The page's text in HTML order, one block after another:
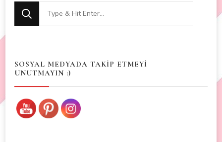
Looking
for
SOSYAL MEDYADA TAKİP ETMEYİ
UNUTMAYIN :)